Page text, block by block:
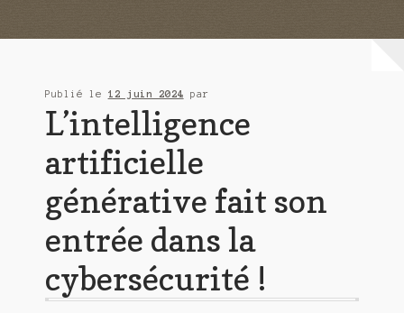
Qui sommes-nous ?
Publié le 12 juin 2024 par
L’intelligence
artificielle
générative fait son
entrée dans la
cybersécurité !